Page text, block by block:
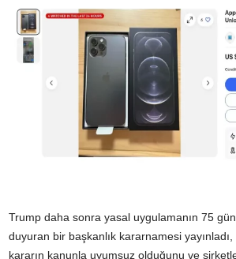
Trump daha sonra yasal uygulamanın 75
duyuran bir başkanlık kararnamesi
kararın kanunla uyumsuz olduğunu ve